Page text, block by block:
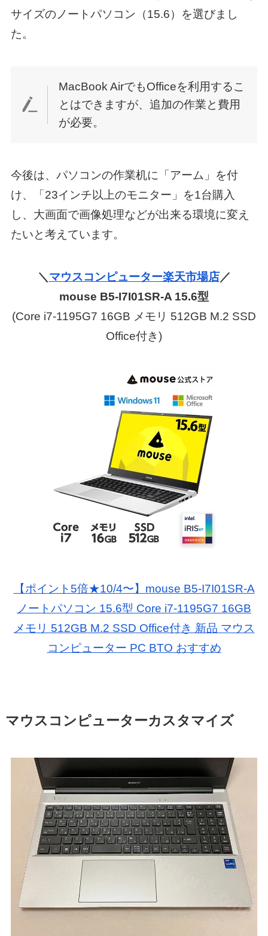
サイズのノートパソコン（15.6）を選びまし
た。
MacBook AirでもOfficeを利用するこ
とはできますが、追加の作業と費用
が必要。
今後は、パソコンの作業机に「アーム」を付
け、「23インチ以上のモニター」を1台購入
し、大画面で画像処理などが出来る環境に変え
たいと考えています。
＼ マウスコンピューター楽天市場店／
mouse B5-I7I01SR-A 15.6型
(Core i7-1195G7 16GB メモリ 512GB M.2 SSD
Office付き)
【ポイント5倍★10/4〜】mouse B5-I7I01SR-A
ノートパソコン 15.6型 Core i7-1195G7 16GB
メモリ 512GB M.2 SSD Office付き 新品 マウス
コンピューター PC BTO おすすめ
マウスコンピューターカスタマイズ